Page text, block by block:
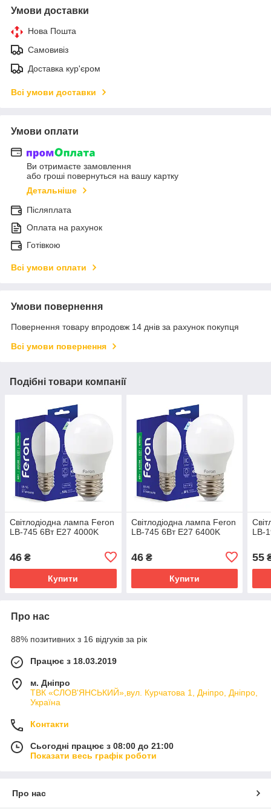
Умови доставки
Нова Пошта
Самовивіз
Доставка кур'єром
Всі умови доставки
Умови оплати
Ви отримаєте замовлення
або гроші повернуться на вашу картку
Детальніше
Післяплата
Оплата на рахунок
Готівкою
Всі умови оплати
Умови повернення
Повернення товару впродовж 14 днів за рахунок покупця
Всі умови повернення
Подібні товари компанії
Світлодіодна лампа Feron
LB-745 6Вт E27 4000K
46 ₴
Купити
Світлодіодна лампа Feron
LB-745 6Вт E27 6400K
46₴
Купити
LB-
55
Про нас
88% позитивних з 16 відгуків за рік
Працює з 18.03.2019
м. Дніпро
ТВК «СЛОВ'ЯНСЬКИЙ»,вул. Курчатова 1, Дніпро, Дніпро,
Україна
Контакти
Сьогодні працює з 08:00 до 21:00
Показати весь графік роботи
Про нас